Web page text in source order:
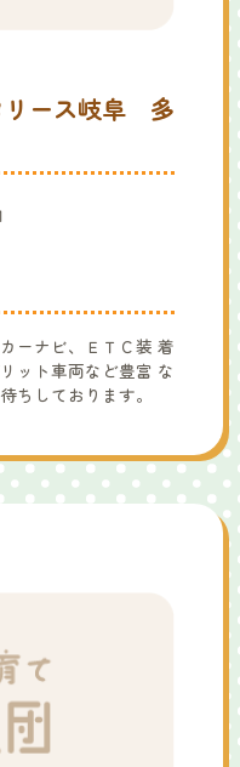
リース岐阜 多
ーナビ、ＥＴＣ装 着
ット車両など豊富 な
ちしております。